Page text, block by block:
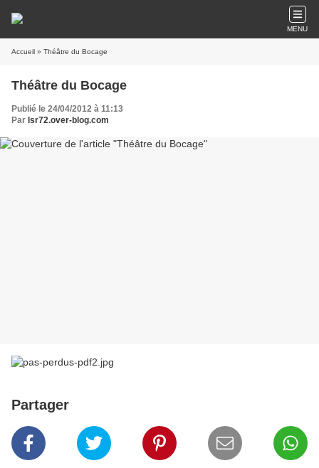
MENU
Accueil » Théâtre du Bocage
Théâtre du Bocage
Publié le 24/04/2012 à 11:13
Par lsr72.over-blog.com
Partager